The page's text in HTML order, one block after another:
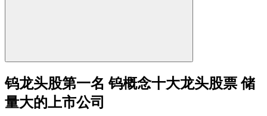
钨龙头股第一名 钨概念十大龙头股票 储
量大的上市公司